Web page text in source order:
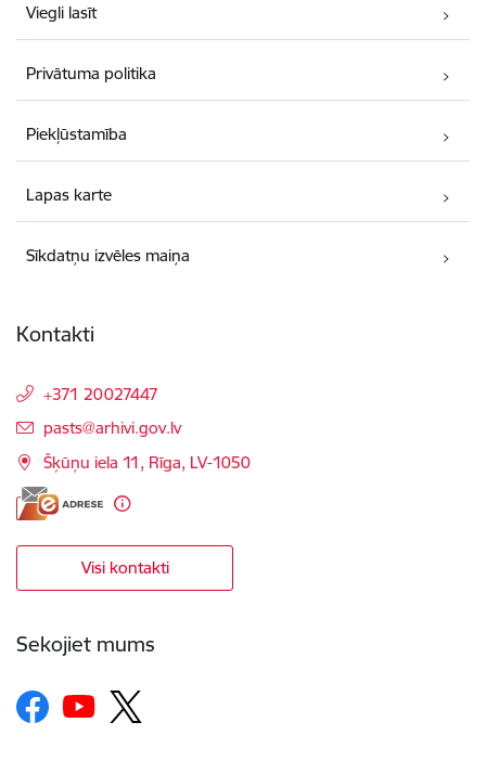
Viegli lasīt
Privātuma politika
Piekļūstamība
Lapas karte
Sīkdatņu izvēles maiņa
Kontakti
+371 20027447
E-pasts:
pasts@arhivi.gov.lv
Šķūņu iela 11, Rīga, LV-1050
Visi kontakti
Sekojiet mums